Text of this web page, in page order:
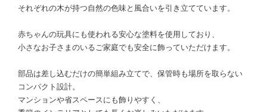
それぞれの木が持つ自然の色味と風合いを引き立てています。
赤ちゃんの玩具にも使われる安心な塗料を使用しており、
小さなお子さまのいるご家庭でも安全に飾っていただけます。
部品は差し込むだけの簡単組み立てで、保管時も場所を取らない
コンパクト設計。
マンションや省スペースにも飾りやすく、